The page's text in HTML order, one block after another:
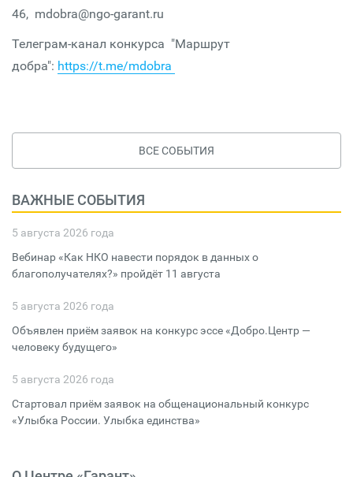
46, mdobra@ngo-garant.ru
Телеграм-канал конкурса "Маршрут
добра": https://t.me/mdobra
ВСЕ СОБЫТИЯ
ВАЖНЫЕ СОБЫТИЯ
5 августа 2026 года
Вебинар «Как НКО навести порядок в данных о
благополучателях?» пройдёт 11 августа
5 августа 2026 года
Объявлен приём заявок на конкурс эссе «Добро.Центр —
человеку будущего»
5 августа 2026 года
Стартовал приём заявок на общенациональный конкурс
«Улыбка России. Улыбка единства»